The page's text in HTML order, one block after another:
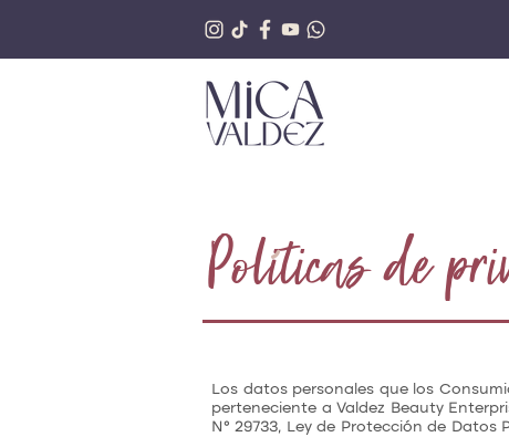
Politicas de
Los datos personales que los
perteneciente a Valdez Beauty
N° 29733, Ley de Protección de